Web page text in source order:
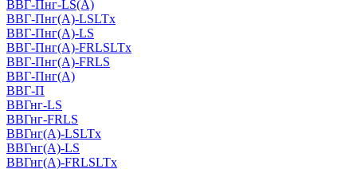
ВВГ-Пнг-LS(А)
ВВГ-Пнг(А)-LSLTx
ВВГ-Пнг(А)-LS
ВВГ-Пнг(А)-FRLSLTx
ВВГ-Пнг(А)-FRLS
ВВГ-Пнг(А)
ВВГ-П
ВВГнг-LS
ВВГнг-FRLS
ВВГнг(А)-LSLTx
ВВГнг(А)-LS
ВВГнг(А)-FRLSLTx